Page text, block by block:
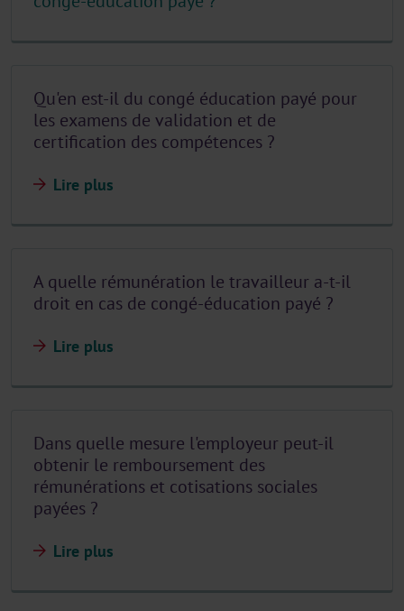
Qu'en est-il du congé éducation payé pour
les examens de validation et de
certification des compétences ?
Lire plus
A quelle rémunération le travailleur a-t-il
droit en cas de congé-éducation payé ?
Lire plus
Dans quelle mesure l'employeur peut-il
obtenir le remboursement des
rémunérations et cotisations sociales
payées ?
Lire plus